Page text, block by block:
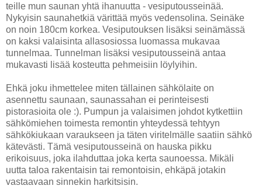
teille mun saunan yhtä ihanuutta - vesiputousseinää.
Nykyisin saunahetkiä värittää myös vedensolina. Seinäke
on noin 180cm korkea. Vesiputouksen lisäksi seinämässä
on kaksi valaisinta allasosiossa luomassa mukavaa
tunnelmaa. Tunnelman lisäksi vesiputousseinä antaa
mukavasti lisää kosteutta pehmeisiin löylyihin.
Ehkä joku ihmettelee miten tällainen sähkölaite on
asennettu saunaan, saunassahan ei perinteisesti
pistorasioita ole :). Pumpun ja valaisimen johdot kytkettiin
sähkömiehen toimesta remontin yhteydessä tehtyyn
sähkökiukaan varaukseen ja täten viritelmälle saatiin sähkö
kätevästi. Tämä vesiputousseinä on hauska pikku
erikoisuus, joka ilahduttaa joka kerta saunoessa. Mikäli
uutta taloa rakentaisin tai remontoisin, ehkäpä jotakin
vastaavaan sinnekin harkitsisin.